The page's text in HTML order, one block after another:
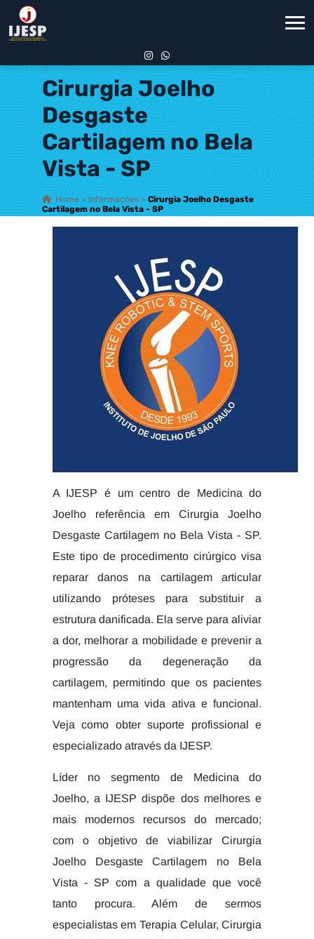
Cirurgia Joelho
Desgaste
Cartilagem no Bela
Vista - SP
Home » Informações » Cirurgia Joelho Desgaste
Cartilagem no Bela Vista - SP
A IJESP é um centro de Medicina do
Joelho referência em Cirurgia Joelho
Desgaste Cartilagem no Bela Vista - SP.
Este tipo de procedimento cirúrgico visa
reparar danos na cartilagem articular
utilizando próteses para substituir a
estrutura danificada. Ela serve para aliviar
a dor, melhorar a mobilidade e prevenir a
progressão da degeneração da
cartilagem, permitindo que os pacientes
mantenham uma vida ativa e funcional.
Veja como obter suporte profissional e
especializado através da IJESP.
Líder no segmento de Medicina do
Joelho, a IJESP dispõe dos melhores e
mais modernos recursos do mercado;
com o objetivo de viabilizar Cirurgia
Joelho Desgaste Cartilagem no Bela
Vista - SP com a qualidade que você
tanto procura. Além de sermos
especialistas em Terapia Celular, Cirurgia